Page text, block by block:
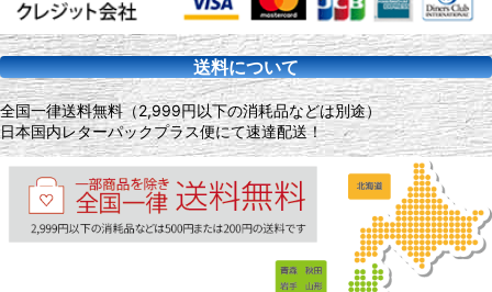
送料について
全国一律送料無料（2,999円以下の消耗品などは別途）
日本国内レターパックプラス便にて速達配送！